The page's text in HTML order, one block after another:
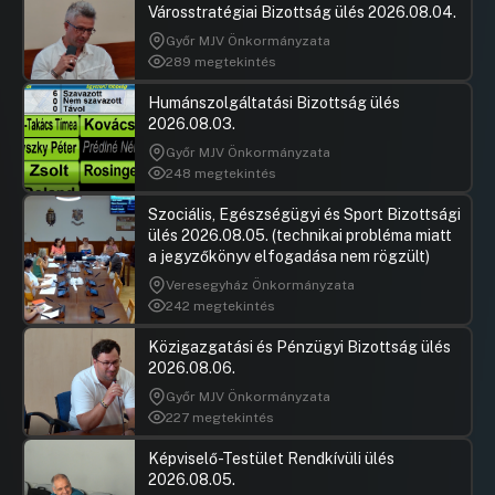
Város 2025. évi „Magvassy Mihály
Sporttámogatási Program” keretében az
„egyéb kiemelt célú sporttámogatás”
körébe tartozó keretek
átcsoportosítására és keretösszegek
meghatározására
Hozzászólások Ugrás a napirendi pontra
31.napirend: Javaslat a Győri Férfi
Kézilabdáért Közhasznú Alapítvány
támogatására
Hozzászólások Ugrás a napirendi pontra
32.napirend: Javaslat a „Czuczor Gergely
Civil és Egyházi Program” kiadási
előirányzat felhasználására alapítványi
szervezetek által benyújtott pályázatok
elbírálására
Hozzászólások
33.napirend: Javaslat Győr Megyei Jogú
Város Önkormányzata Közgyűlésének
2025. II. félévi munkatervére
HozzászólásokUgrás a napirendi pontra
34.napirend: Javaslat a 100%-os
Városstratégiai Bizottság ülés 2026.08.04.
Győr MJV Önkormányzata
289 megtekintés
Humánszolgáltatási Bizottság ülés
2026.08.03.
Győr MJV Önkormányzata
248 megtekintés
Szociális, Egészségügyi és Sport Bizottsági
ülés 2026.08.05. (technikai probléma miatt
a jegyzőkönyv elfogadása nem rögzült)
Veresegyház Önkormányzata
242 megtekintés
Közigazgatási és Pénzügyi Bizottság ülés
2026.08.06.
Győr MJV Önkormányzata
227 megtekintés
Képviselő-Testület Rendkívüli ülés
2026.08.05.